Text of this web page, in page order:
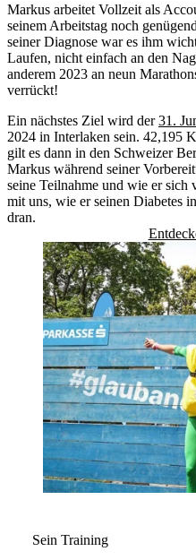
Markus arbeitet Vollzeit als
seinem Arbeitstag noch
seiner Diagnose war es ihm
Laufen, nicht einfach an den
anderem 2023 an neun
verrückt!
Ein nächstes Ziel wird der31.
2024 in Interlaken sein. 42,195
gilt es dann in den Schweizer
Markus während seiner
seine Teilnahme und wie er sich
mit uns, wie er seinen Diabetes
dran.
Sein Training